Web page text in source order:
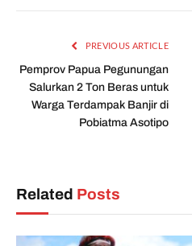
PREVIOUS ARTICLE
Pemprov Papua Pegunungan
Salurkan 2 Ton Beras untuk
Warga Terdampak Banjir di
Pobiatma Asotipo
Related Posts